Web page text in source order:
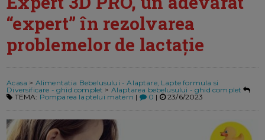
“expert” în rezolvarea
problemelor de lactație
Acasa > Alimentatia Bebelusului - Alaptare, Lapte formula si
Diversificare - ghid complet > Alaptarea bebelusului - ghid complet
TEMA: Pomparea laptelui matern | 0 | 23/6/2023